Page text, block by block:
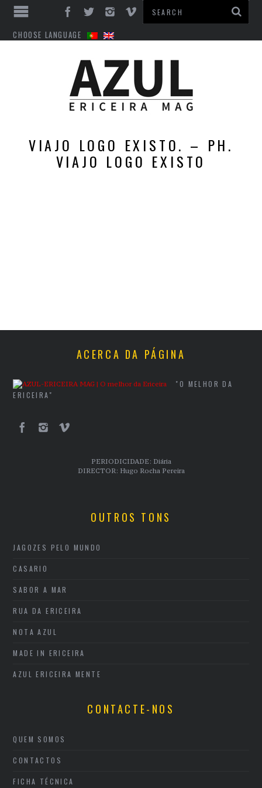
CHOOSE LANGUAGE
VIAJO LOGO EXISTO. – PH.
VIAJO LOGO EXISTO
ACERCA DA PÁGINA
"O MELHOR DA
ERICEIRA"
PERIODICIDADE: Diária
DIRECTOR: Hugo Rocha Pereira
OUTROS TONS
JAGOZES PELO MUNDO
CASARIO
SABOR A MAR
RUA DA ERICEIRA
NOTA AZUL
MADE IN ERICEIRA
AZUL ERICEIRA MENTE
CONTACTE-NOS
QUEM SOMOS
CONTACTOS
FICHA TÉCNICA